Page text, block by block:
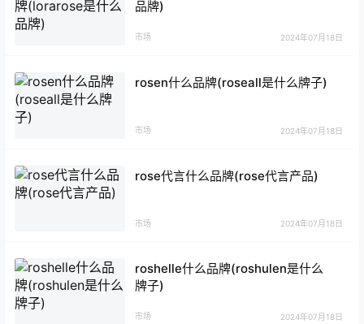
品牌)
市场 2024年07月18日
rosen什么品牌(roseall是什么牌子)
市场 2024年07月18日
rose代言什么品牌(rose代言产品)
市场 2024年07月18日
roshelle什么品牌(roshulen是什么
牌子)
市场 2024年07月18日